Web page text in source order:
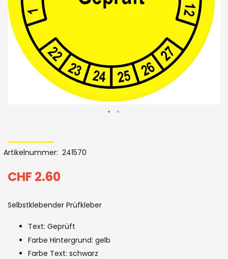
to
the
beginning
the
images
gallery
CHF 2.60
Artikelnummer 241570
Selbstklebender Prüfkleber
Text: Geprüft
Farbe Hintergrund: gelb
Farbe Text: schwarz